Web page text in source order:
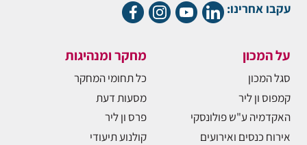
עקבו אחרינו:
על המכון
סגל המכון
קמפוס ון ליר
האקדמיה ע"ש פולונסקי
אירוח כנסים ואירועים
מחקר ומנהיגות
כל תחומי המחקר
מסעות דעת
פרס ון ליר
קולנוע תיעודי